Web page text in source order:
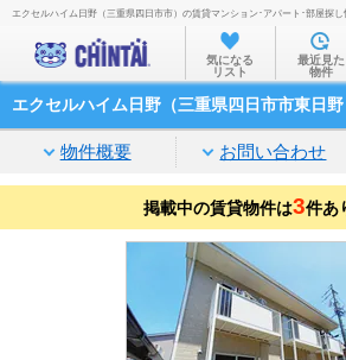
お部屋を探す
沿線・駅から
家賃相場から
通勤通学時
不動産会社
TOP
エクセルハイム日野（三重県四日市市）の賃貸マンション･アパート･部屋探し
気になる
リスト
最近見た
物件
エクセルハイム日野（三重県四日市市東日
物件概要 お問い合わせ
掲載中の賃貸物件は3件あ